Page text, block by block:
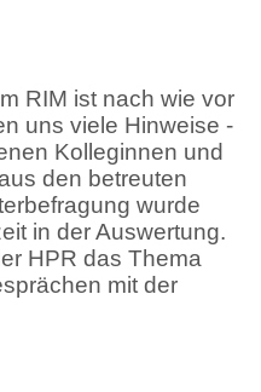
RIM ist nach wie vor
uns viele Hinweise -
Kolleginnen und
den betreuten
wurde
in der Auswertung.
HPR das Thema
mit der